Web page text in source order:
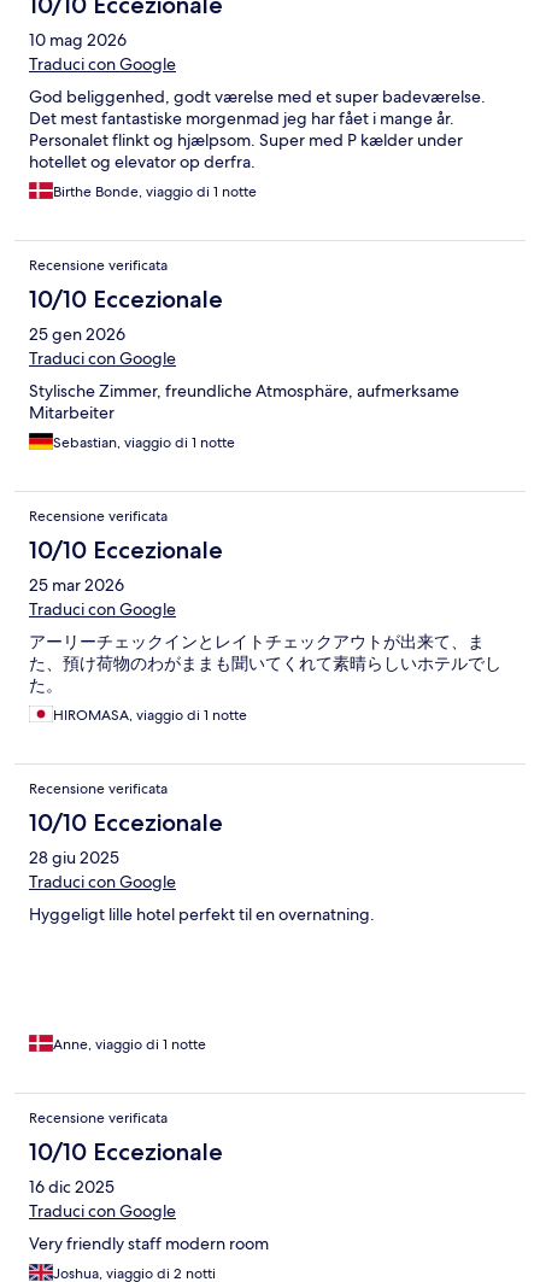
10 mag 2026
Traduci con Google
God beliggenhed, godt værelse med et super badeværelse.
Det mest fantastiske morgenmad jeg har fået i mange år.
Personalet flinkt og hjælpsom. Super med P kælder under
hotellet og elevator op derfra.
Birthe Bonde, viaggio di 1 notte
Recensione verificata
10/10 Eccezionale
25 gen 2026
Traduci con Google
Stylische Zimmer, freundliche Atmosphäre, aufmerksame
Mitarbeiter
Sebastian, viaggio di 1 notte
Recensione verificata
10/10 Eccezionale
25 mar 2026
Traduci con Google
アーリーチェックインとレイトチェックアウトが出来て、ま
た、預け荷物のわがままも聞いてくれて素晴らしいホテルでし
た。
HIROMASA, viaggio di 1 notte
Recensione verificata
10/10 Eccezionale
28 giu 2025
Traduci con Google
Hyggeligt lille hotel perfekt til en overnatning.
Anne, viaggio di 1 notte
Recensione verificata
10/10 Eccezionale
16 dic 2025
Traduci con Google
Very friendly staff modern room
Joshua, viaggio di 2 notti